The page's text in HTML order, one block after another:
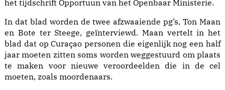
het tijdschrift Opportuun van het Openbaar Ministerie.
In dat blad worden de twee afzwaaiende pg’s, Ton Maan
en Bote ter Steege, geïnterviewd. Maan vertelt in het
blad dat op Curaçao personen die eigenlijk nog een half
jaar moeten zitten soms worden weggestuurd om plaats
te maken voor nieuwe veroordeelden die in de cel
moeten, zoals moordenaars.